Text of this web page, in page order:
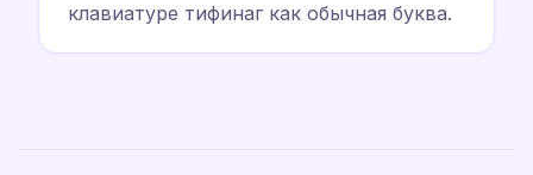
клавиатуре тифинаг как обычная буква.